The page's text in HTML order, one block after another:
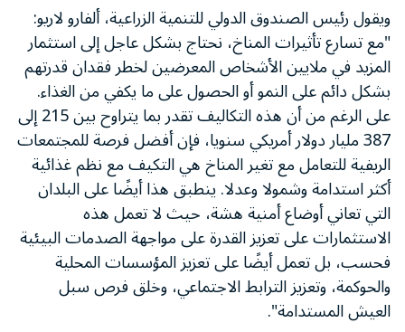
ويقول رئيس الصندوق الدولي للتنمية الزراعية، ألفارو لاريو:
"مع تسارع تأثيرات المناخ، نحتاج بشكل عاجل إلى استثمار
المزيد في ملايين الأشخاص المعرضين لخطر فقدان قدرتهم
بشكل دائم على النمو أو الحصول على ما يكفي من الغذاء.
على الرغم من أن هذه التكاليف تقدر بما يتراوح بين 215 إلى
387 مليار دولار أمريكي سنويا، فإن أفضل فرصة للمجتمعات
الريفية للتعامل مع تغير المناخ هي التكيف مع نظم غذائية
أكثر استدامة وشمولا وعدلا. ينطبق هذا أيضًا على البلدان
التي تعاني أوضاع أمنية هشة، حيث لا تعمل هذه
الاستثمارات على تعزيز القدرة على مواجهة الصدمات البيئية
فحسب، بل تعمل أيضًا على تعزيز المؤسسات المحلية
والحوكمة، وتعزيز الترابط الاجتماعي، وخلق فرص سبل
العيش المستدامة".